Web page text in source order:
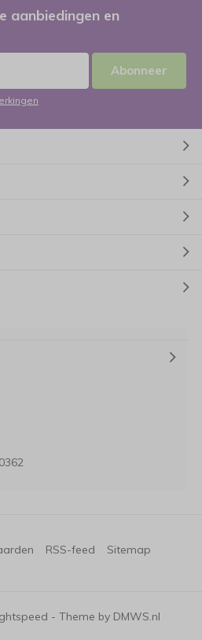
aanbiedingen en
Abonneer
- Theme by DMWS.nl
RSS-feed Sitemap